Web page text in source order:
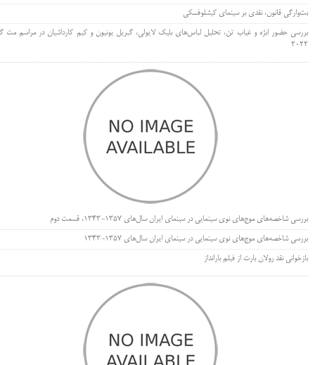
بت‌وارگی قانون، نقدی بر سینمای کیشلوفسکی
بررسی حضور ابژه و غیاب تن، تحلیل لباس‌های بلیک لایولی، گبریل یونیون و کیم کارداشیان در مراسم مت
۲۰۲۲
بررسی شاخصه‌های موج‌های نوی سینمایی در سینمای ایران سال‌های 1357-1343، قسمت دوم
بررسی شاخصه‌های موج‌های نوی سینمایی در سینمای ایران سال‌های 1357-1343
بازخوانی نقد رولان بارت از فیلم بارانداز